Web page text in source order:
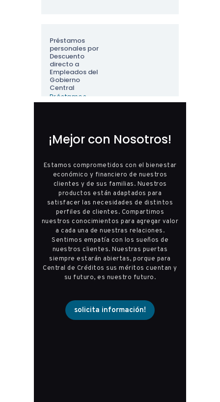
Préstamos
personales por
Descuento
directo a
Empleados del
Gobierno
Central
Préstamos
¡Mejor con Nosotros!
Estamos comprometidos con el bienestar
económico y financiero de nuestros
clientes y de sus familias. Nuestros
productos están adaptados para
satisfacer las necesidades de distintos
perfiles de clientes. Compartimos
nuestros conocimientos para agregar valor
a cada una de nuestras relaciones.
Sentimos empatía con los sueños de
nuestros clientes. Nuestras puertas
siempre estarán abiertas, porque para
Central de Créditos sus méritos cuentan y
su futuro, es nuestro futuro.
solicita información!